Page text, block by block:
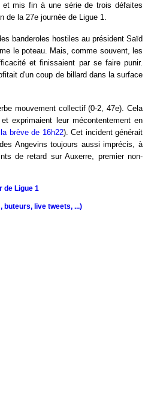
et mis fin à une série de trois défaites
de la 27e journée de Ligue 1.
banderoles hostiles au président Saïd
le poteau. Mais, comme souvent, les
et finissaient par se faire punir.
d'un coup de billard dans la surface
mouvement collectif (0-2, 47e). Cela
exprimaient leur mécontentement en
brève de 16h22). Cet incident générait
Angevins toujours aussi imprécis, à
de retard sur Auxerre, premier non-
de Ligue 1
buteurs, live tweets, ...)